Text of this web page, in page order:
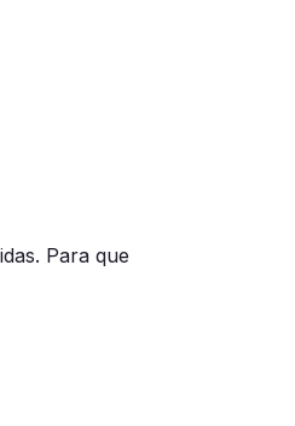
Para que